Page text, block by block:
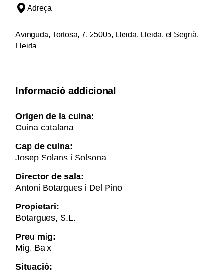
Adreça
Avinguda, Tortosa, 7, 25005, Lleida, Lleida, el Segrià,
Lleida
Informació addicional
Origen de la cuina:
Cuina catalana
Cap de cuina:
Josep Solans i Solsona
Director de sala:
Antoni Botargues i Del Pino
Propietari:
Botargues, S.L.
Preu mig:
Mig, Baix
Situació: